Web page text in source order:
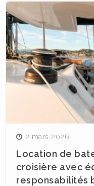
2 mars 2026
Location de
croisière avec
responsabilités